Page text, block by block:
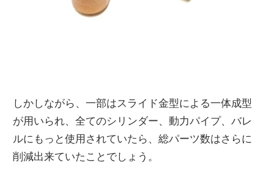
しかしながら、一部はスライド金型による一体成型
が用いられ、全てのシリンダー、動力パイプ、バレ
ルにもっと使用されていたら、総パーツ数はさらに
削減出来ていたことでしょう。